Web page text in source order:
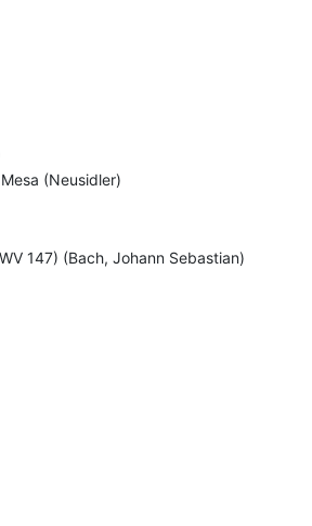
(Neusidler)
147) (Bach, Johann Sebastian)